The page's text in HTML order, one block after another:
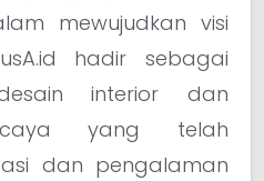
mewujudkan visi
hadir sebagai
interior dan
yang telah
dan pengalaman